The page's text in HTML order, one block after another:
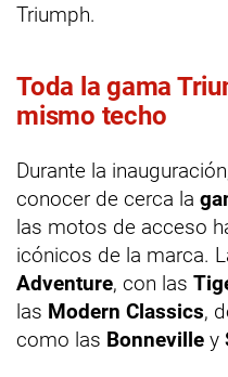
Triumph.
Toda la gama
mismo techo
Durante la
conocer de cerca la
las motos de acceso
icónicos de la marca.
Adventure, con las
las Modern Classics,
como las Bonneville y